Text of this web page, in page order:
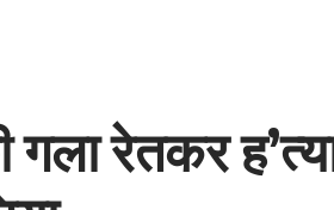
गला रेतकर